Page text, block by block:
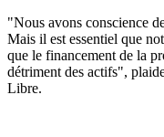
"Nous avons conscience
Mais il est essentiel que
que le financement de la
détriment des actifs",
Libre.